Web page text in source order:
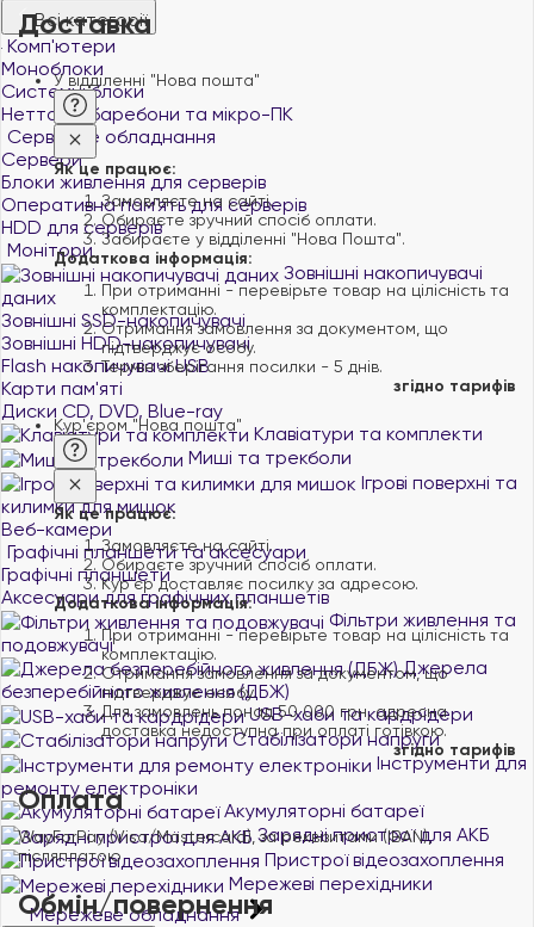
Всі категорії
Комп'ютери
Моноблоки
Системні блоки
Неттопи, баребони та мікро-ПК
Серверне обладнання
Сервери
Блоки живлення для серверів
Оперативна пам`ять для серверів
HDD для серверів
Монітори
Зовнішні накопичувачі
даних
Зовнішні SSD-накопичувачі
Зовнішні HDD-накопичувачі
Flash накопичувачі USB
Карти пам'яті
Диски CD, DVD, Blue-ray
Клавіатури та комплекти
Миші та трекболи
Ігрові поверхні та
килимки для мишок
Веб-камери
Графічні планшети та аксесуари
Графічні планшети
Аксесуари для графічних планшетів
Фільтри живлення та
подовжувачі
Джерела
безперебійного живлення (ДБЖ)
USB-хаби та кардрідери
Стабілізатори напруги
Інструменти для
ремонту електроніки
Акумуляторні батареї
Зарядні пристрої для АКБ
Пристрої відеозахоплення
Мережеві перехідники
Мережеве обладнання
Доставка
У відділенні "Нова пошта"
Як це працює:
Замовляєте на сайті.
Обираєте зручний спосіб оплати.
Забираєте у відділенні "Нова Пошта".
Додаткова інформація:
При отриманні - перевірьте товар на цілісність та
комплектацію.
Отримання замовлення за документом, що
підтверджує особу.
Термін зберігання посилки - 5 днів.
згідно тарифів
Кур'єром "Нова пошта"
Як це працює:
Замовляєте на сайті.
Обираєте зручний спосіб оплати.
Курʼєр доставляє посилку за адресою.
Додаткова інформація:
При отриманні - перевірьте товар на цілісність та
комплектацію.
Отримання замовлення за документом, що
підтверджує особу.
Для замовлень понад 50 000 грн, адресна
доставка недоступна при оплаті готівкою.
згідно тарифів
Оплата
WayForPay (Visa/Mastercard), за реквізитами (IBAN),
післяплатою
Обмін/повернення